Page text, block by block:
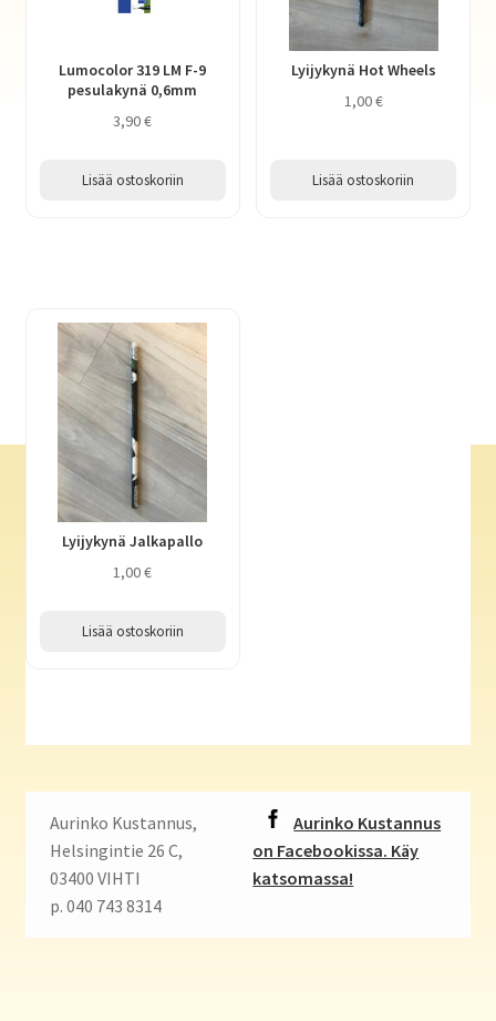
Lumocolor 319 LM F-9
pesulakynä 0,6mm
3,90€
Lisää ostoskoriin
Lyijykynä Hot Wheels
1,00€
Lisää ostoskoriin
Lyijykynä Jalkapallo
1,00€
Lisää ostoskoriin
Aurinko Kustannus,
Helsingintie 26 C,
03400 VIHTI
p. 040 743 8314
Aurinko Kustannus
on Facebookissa. Käy
katsomassa!